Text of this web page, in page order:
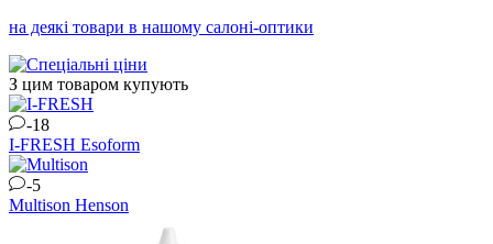
на деякі товари в нашому салоні-оптики
З цим товаром купують
-18
I-FRESH Esoform
-5
Multison Henson